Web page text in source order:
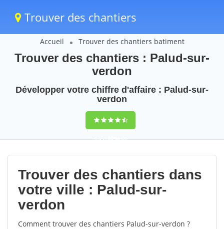
Trouver des chantiers
Accueil Trouver des chantiers batiment
Trouver des chantiers : Palud-sur-
verdon
Développer votre chiffre d'affaire : Palud-sur-
verdon
9,5(100%)49
votes
Trouver des chantiers dans
votre ville : Palud-sur-
verdon
Comment trouver des chantiers Palud-sur-verdon ?